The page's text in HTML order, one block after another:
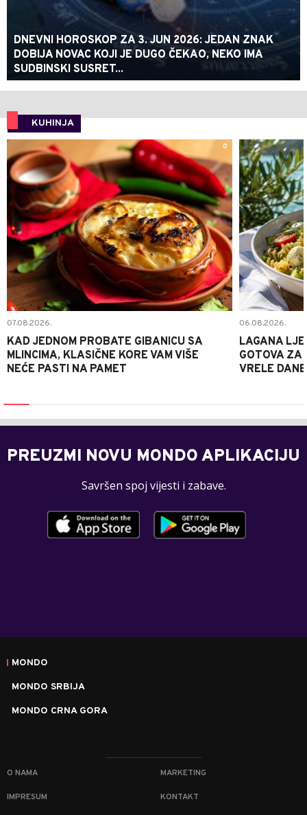
DNEVNI HOROSKOP ZA 3. JUN 2026: JEDAN ZNAK
DOBIJA NOVAC KOJI JE DUGO ČEKAO, NEKO IMA
SUDBINSKI SUSRET...
KUHINJA
0
07.08.2026.
KAD JEDNOM PROBATE GIBANICU SA
MLINCIMA, KLASIČNE KORE VAM VIŠE
NEĆE PASTI NA PAMET
06.08.2026.
LAGANA
GOTOVA ZA
VRELE DANE
PREUZMI NOVU MONDO APLIKACIJU
Savršen spoj vijesti i zabave.
MONDO
MONDO SRBIJA
MONDO CRNA GORA
O NAMA MARKETING
IMPRESUM KONTAKT